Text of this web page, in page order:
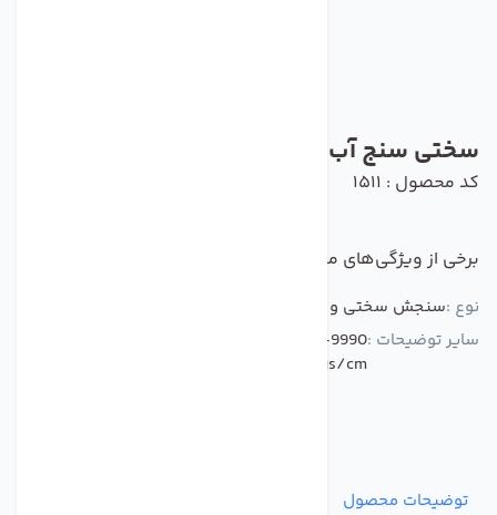
سختی سنج آب TDS متر مدل M2
کد محصول : 1511
برخی از ویژگی‌های مهم این محصول :
نوع :سنجش سختی و هدایت الکتریکی آب
سایر توضیحات :TDS range: 0-9990 ppm EC range: 0-9990
us/cm
توضیحات محصول